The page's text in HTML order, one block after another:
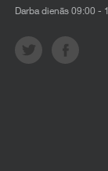
Darba dienās 09:00 -